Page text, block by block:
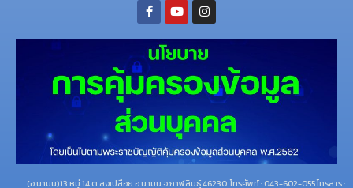
(อ.นามน)13 หมู่ 14 ต.สงเปลือย อ.นามน จ.กาฬสินธุ์ 46230 โทรศัพท์ : 043-602-055 โทรสาร :